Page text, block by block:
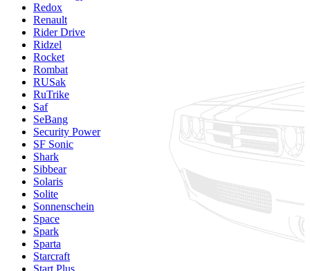
Redox
Renault
Rider Drive
Ridzel
Rocket
Rombat
RUSak
RuTrike
Saf
SeBang
Security Power
SF Sonic
Shark
Sibbear
Solaris
Solite
Sonnenschein
Space
Spark
Sparta
Starcraft